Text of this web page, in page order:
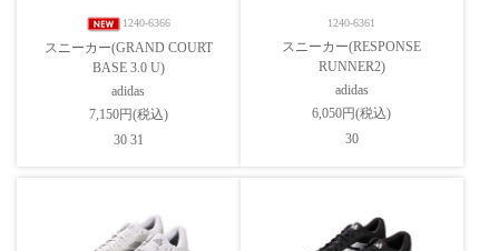
1240-6366
スニーカー(GRAND COURT
BASE 3.0 U)
adidas
7,150円(税込)
30 31
1240-6361
スニーカー(RESPONSE
RUNNER2)
adidas
6,050円(税込)
30